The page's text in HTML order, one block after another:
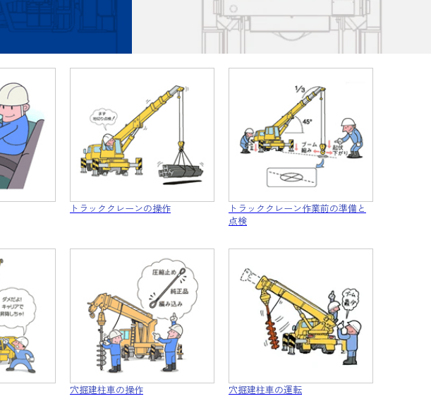
トラッククレーンの操作
トラッククレーン作業前の準備と
点検
穴掘建柱車の操作 穴掘建柱車の運転